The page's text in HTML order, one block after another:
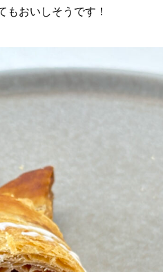
おいしそうです！